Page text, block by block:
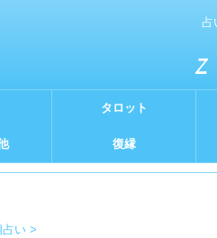
占
タロット
復縁
占い >